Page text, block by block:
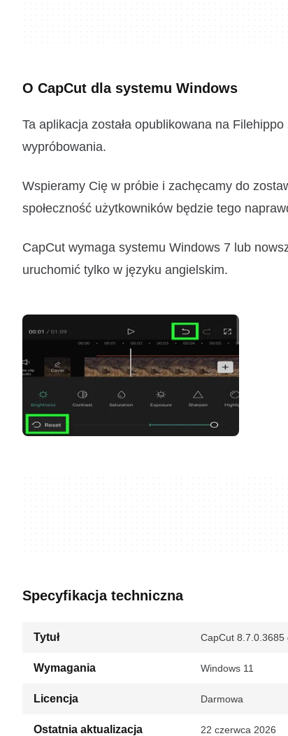
O CapCut dla systemu Windows
Ta aplikacja została opublikowana na
wypróbowania.
Wspieramy Cię w próbie i zachęcamy do
społeczność użytkowników będzie tego
CapCut wymaga systemu Windows 7 lub
uruchomić tylko w języku angielskim.
Specyfikacja techniczna
Tytuł CapCut 8.7.0.3685
Wymagania Windows 11
Licencja Darmowa
Ostatnia aktualizacja 22 czerwca 2026